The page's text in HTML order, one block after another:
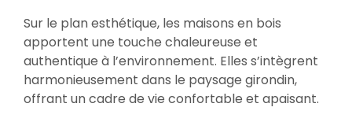
Sur le plan esthétique, les maisons en bois
apportent une touche chaleureuse et
authentique à l’environnement. Elles s’intègrent
harmonieusement dans le paysage girondin,
offrant un cadre de vie confortable et apaisant.